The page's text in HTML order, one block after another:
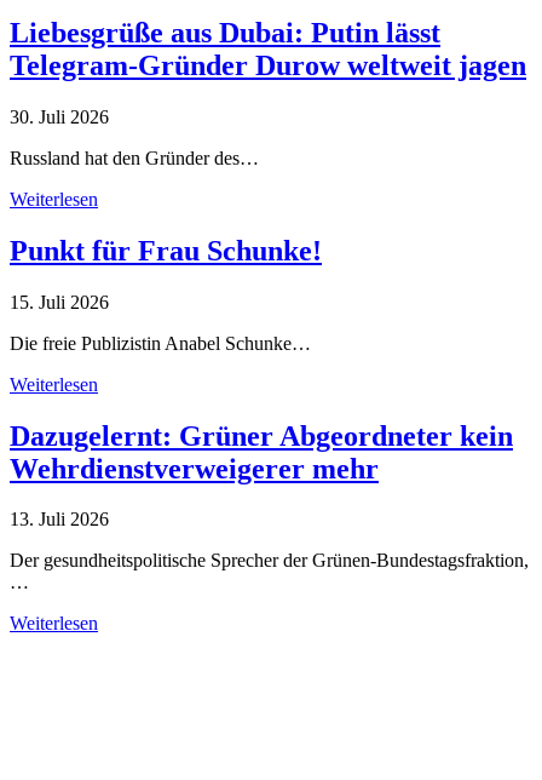
Liebesgrüße aus Dubai: Putin lässt
Telegram-Gründer Durow weltweit jagen
30. Juli 2026
Russland hat den Gründer des…
Weiterlesen
Punkt für Frau Schunke!
15. Juli 2026
Die freie Publizistin Anabel Schunke…
Weiterlesen
Dazugelernt: Grüner Abgeordneter kein
Wehrdienstverweigerer mehr
13. Juli 2026
Der gesundheitspolitische Sprecher der Grünen-Bundestagsfraktion,
…
Weiterlesen